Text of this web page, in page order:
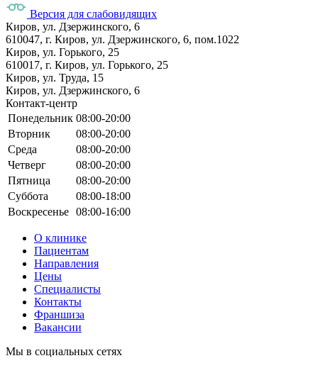
Версия для слабовидящих
Киров, ул. Дзержинского, 6
610047, г. Киров, ул. Дзержинского, 6, пом.1022
Киров, ул. Горького, 25
610017, г. Киров, ул. Горького, 25
Киров, ул. Труда, 15
Киров, ул. Дзержинского, 6
Контакт-центр
Понедельник 08:00-20:00
Вторник
08:00-20:00
Среда
08:00-20:00
Четверг
08:00-20:00
Пятница
08:00-20:00
Суббота
08:00-18:00
Воскресенье 08:00-16:00
О клинике
Пациентам
Направления
Цены
Специалисты
Контакты
Франшиза
Вакансии
Мы в социальных сетях